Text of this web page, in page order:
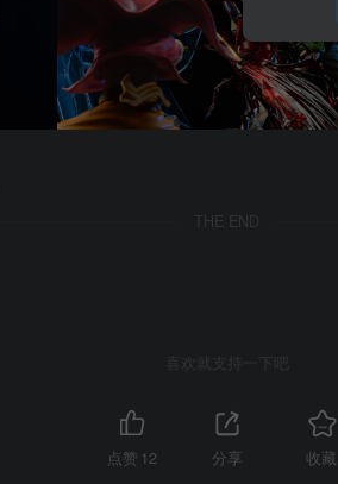
THE END
喜欢就支持一下吧
点赞 12 分享 收藏